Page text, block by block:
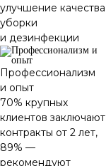
улучшение качества
уборки
и дезинфекции
Профессионализм
и опыт
70% крупных
клиентов заключают
контракты от 2 лет,
89% —
рекомендуют